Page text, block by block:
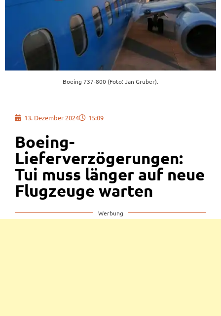
Boeing 737-800 (Foto: Jan Gruber).
13. Dezember 2024 15:09
Boeing-
Lieferverzögerungen:
Tui muss länger auf neue
Flugzeuge warten
Werbung